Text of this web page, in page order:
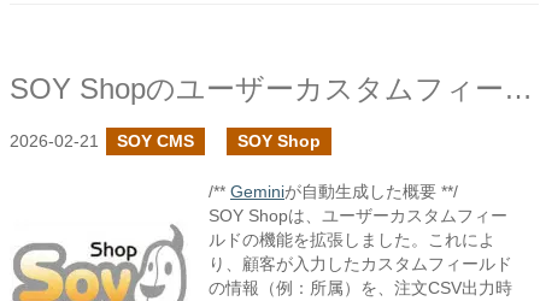
SOY Shopのユーザーカスタムフィールドで注文CSVの設定を追加しました
2026-02-21 SOY CMS SOY Shop
/** Geminiが自動生成した概要 **/
SOY Shopは、ユーザーカスタムフィー
ルドの機能を拡張しました。これによ
り、顧客が入力したカスタムフィールド
の情報（例：所属）を、注文CSV出力時